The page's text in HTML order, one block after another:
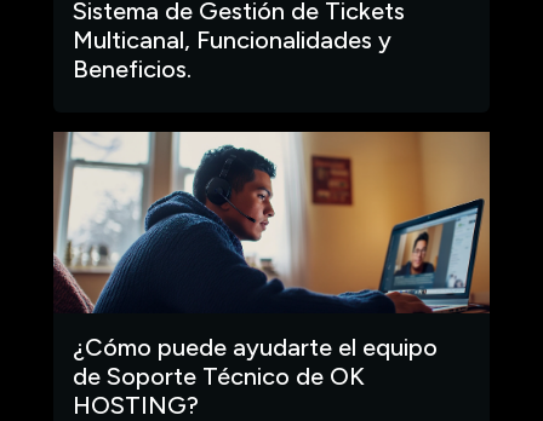
Sistema de Gestión de Tickets
Multicanal, Funcionalidades y
Beneficios.
¿Cómo puede ayudarte el equipo
de Soporte Técnico de OK
HOSTING?